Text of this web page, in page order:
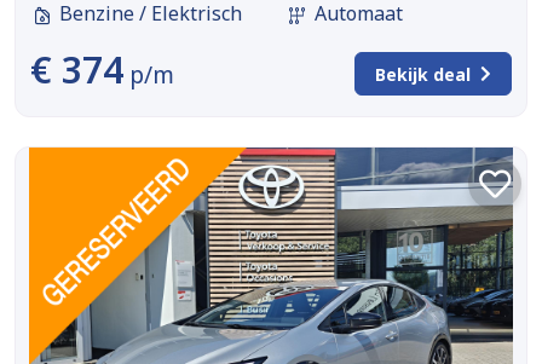
Benzine / Elektrisch
Automaat
€ 374 p/m Bekijk deal